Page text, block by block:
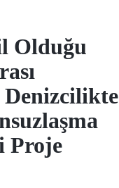
Olduğu
Proje